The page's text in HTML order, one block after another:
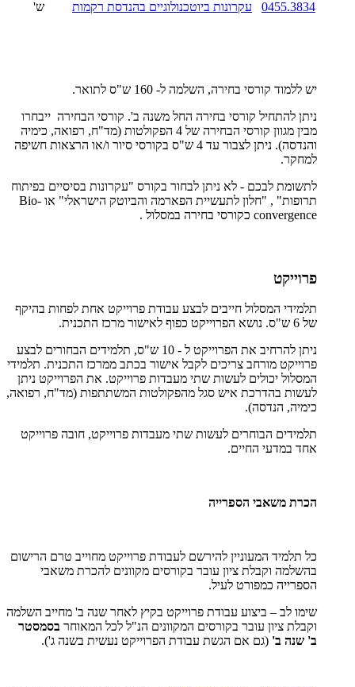
0455.3834
עקרונות ביוטכנולוגיים בהנדסת רקמות ש'
יש ללמוד קורסי בחירה, השלמה ל- 160 ש"ס לתואר.
ניתן להתחיל קורסי בחירה החל משנה ב'. קורסי הבחירה ייבחרו
מבין מגוון קורסי הבחירה של 4 הפקולטות (מד"ח, רפואה, כימיה
והנדסה). ניתן לצבור עד 4 ש"ס בקורסי סיור ו/או הרצאות חשיפה
למחקר.
לתשומת לבכם - לא ניתן לבחור בקורס "עקרונות בסיסיים בפיתוח
תרופות" , "חלון לתעשיית הפארמה והביוטק הישראלי" או Bio-
convergence כקורסי בחירה במסלול .
פרוייקט
תלמידי המסלול חייבים לבצע עבודת פרוייקט אחת לפחות בהיקף
של 6 ש"ס. נושא הפרוייקט כפוף לאישור מרכז התכנית.
ניתן להרחיב את הפרוייקט ל - 10 ש"ס, תלמידים הבחורים לבצע
פרוייקט מורחב צריכים לקבל אישור בכתב ממרכז התכנית. תלמידי
המסלול יכולים לעשות שתי מעבדות פרוייקט. את הפרוייקט ניתן
לעשות בהדרכת איש סגל מהפקולטות המשתתפות (מד"ח, רפואה,
כימיה, הנדסה).
תלמידים הבוחרים לעשות שתי מעבדות פרוייקט, חובה פרוייקט
אחד במדעי החיים.
הכרת משאבי הספרייה
כל תלמיד המעוניין להירשם לעבודת פרוייקט מחוייב טרם הרישום
בהשלמה וקבלת ציון עובר בקורסים מקוונים להכרת משאבי
הספרייה כמפורט לעיל.
שימו לב – ביצוע עבודת פרוייקט בקיץ לאחר שנה ב' מחייב השלמה
וקבלת ציון עובר בקורסים המקוונים הנ"ל לכל המאוחר בסמסטר
ב' שנה ב' (גם אם הגשת עבודת הפרוייקט נעשית בשנה ג').